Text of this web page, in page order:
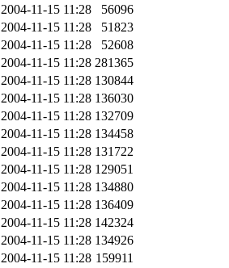
2004-11-15 11:28
56096
2004-11-15 11:28
51823
2004-11-15 11:28
52608
2004-11-15 11:28 281365
2004-11-15 11:28 130844
2004-11-15 11:28 136030
2004-11-15 11:28 132709
2004-11-15 11:28 134458
2004-11-15 11:28 131722
2004-11-15 11:28 129051
2004-11-15 11:28 134880
2004-11-15 11:28 136409
2004-11-15 11:28 142324
2004-11-15 11:28 134926
2004-11-15 11:28 159911